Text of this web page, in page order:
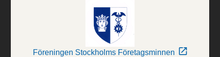
Föreningen Stockholms Företagsminnen